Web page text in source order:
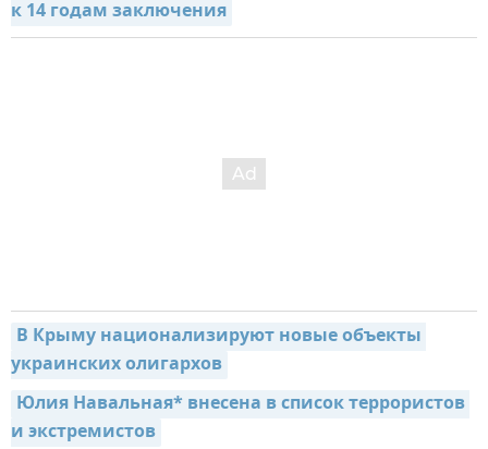
к 14 годам заключения
В Крыму национализируют новые объекты
украинских олигархов
Юлия Навальная* внесена в список террористов
и экстремистов